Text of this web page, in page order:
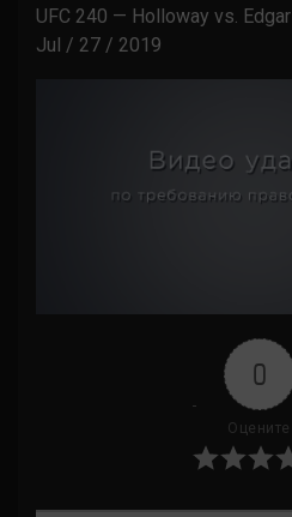
UFC 240 — Holloway vs. Edgar
Jul / 27 / 2019
0
Оцените